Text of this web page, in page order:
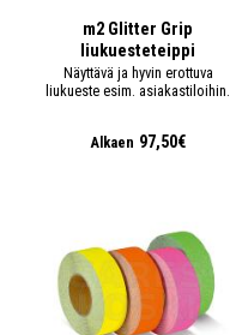
m2 Glitter Grip
liukuesteteippi
Näyttävä ja hyvin erottuva
liukueste esim. asiakastiloihin.
Alkaen 97,50€